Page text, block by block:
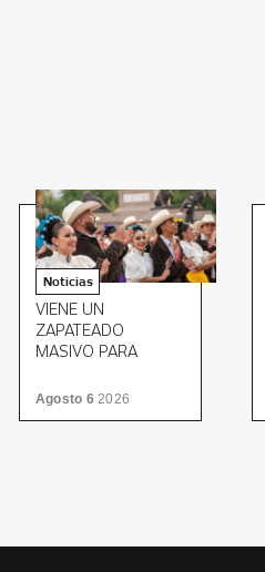
Noticias
VIENE UN
ZAPATEADO
MASIVO PARA
FOLKLÓRICO
Agosto 62026